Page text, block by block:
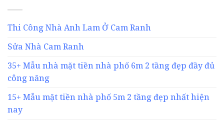
Thi Công Nhà Anh Lam Ở Cam Ranh
Sửa Nhà Cam Ranh
35+ Mẫu nhà mặt tiền nhà phố 6m 2 tầng đẹp đầy đủ
công năng
15+ Mẫu mặt tiền nhà phố 5m 2 tầng đẹp nhất hiện
nay